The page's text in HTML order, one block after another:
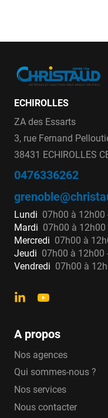
ECHIROLLES
ZA des Essarts
3, rue Fernand
38431 ECHIROLLES
0476336262
Lundi 07h00 à 12h00
Mardi 07h00 à
Mercredi 07h00 à
Jeudi 07h00 à 12h00
Vendredi 07h00 à
A propos
Nos agences
Qui sommes-nous ?
Nos services
Nous contacter